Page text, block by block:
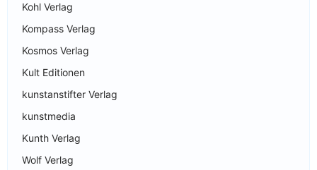
Kohl Verlag
Kompass Verlag
Kosmos Verlag
Kult Editionen
kunstanstifter Verlag
kunstmedia
Kunth Verlag
Wolf Verlag